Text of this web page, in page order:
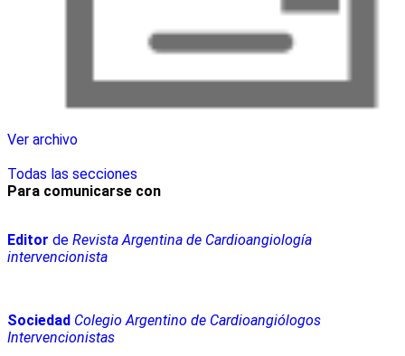
Ver archivo
Todas las secciones
Para comunicarse con
Editor de Revista Argentina de Cardioangiología
intervencionista
Sociedad Colegio Argentino de Cardioangiólogos
Intervencionistas